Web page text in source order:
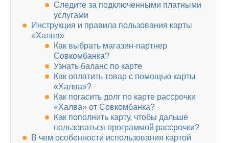
Следите за подключенными платными
услугами
Инструкция и правила пользования карты
«Халва»
Как выбрать магазин-партнер
Совкомбанка?
Узнать баланс по карте
Как оплатить товар с помощью карты
«Халва»?
Как погасить долг по карте рассрочки
«Халва» от Совкомбанка?
Как пополнить карту, чтобы дальше
пользоваться программой рассрочки?
В чем особенности использования картой